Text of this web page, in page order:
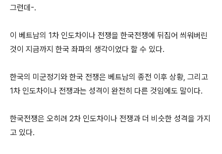
그런데-.
이 베트남의 1차 인도차이나 전쟁을 한국전쟁에 뒤집어 씌워버린
것이 지금까지 한국 좌파의 생각이었다 할 수 있다.
한국의 미군정기와 한국 전쟁은 베트남의 종전 이후 상황, 그리고
1차 인도차이나 전쟁과는 성격이 완전히 다른 것임에도 말이다.
한국전쟁은 오히려 2차 인도차이나 전쟁과 더 비슷한 성격을 가지
고 있다.